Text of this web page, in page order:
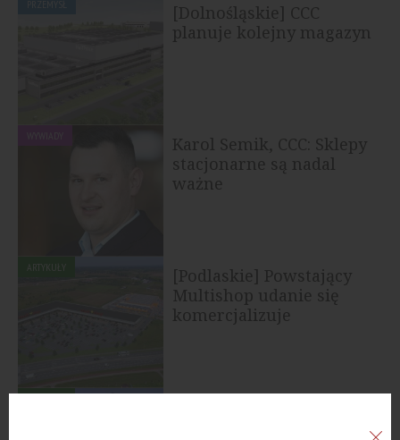
[Dolnośląskie] CCC
planuje kolejny magazyn
Karol Semik, CCC: Sklepy
stacjonarne są nadal
ważne
ARTYKUŁY
[Podlaskie] Powstający
Multishop udanie się
komercjalizuje
ARTYKUŁY
zwiększają powierzchnie